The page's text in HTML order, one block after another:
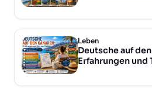
Leben
Deutsche auf
Erfahrungen und